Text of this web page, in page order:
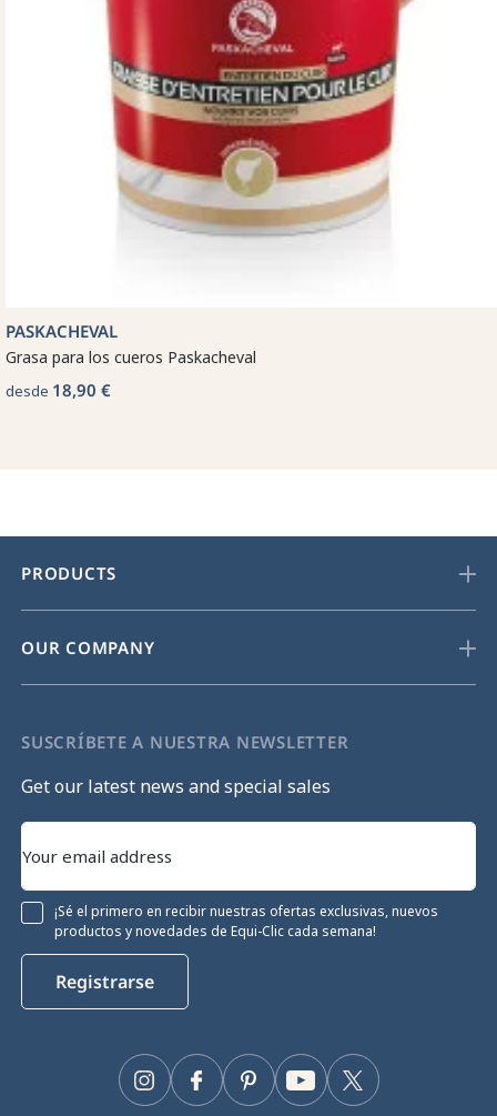
PASKACHEVAL
Grasa para los cueros Paskacheval
desde 18,90 €
PRODUCTS
OUR COMPANY
SUSCRÍBETE A NUESTRA NEWSLETTER
Get our latest news and special sales
¡Sé el primero en recibir nuestras ofertas exclusivas, nuevos
productos y novedades de Equi-Clic cada semana!
Registrarse
Facebook Twitter
YouTube
Pinterest
Instagram